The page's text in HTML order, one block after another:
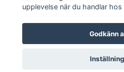
© 2026
upplevelse när du handlar hos
Godkänn